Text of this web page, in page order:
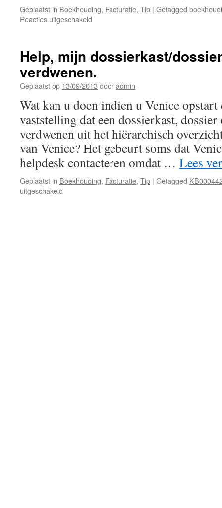
Geplaatst in Boekhouding, Facturatie, Tip | Getagged
Reacties uitgeschakeld
uw
factuur
of
boekhoudstuk
niet
zichtbaar
Help, mijn dossierkast/
verdwenen.
Geplaatst op 13/09/2013 dooradmin
Wat kan u doen indien u Venice
vaststelling dat een dossierkast,
verdwenen uit het hiërarchisch
van Venice? Het gebeurt soms dat
helpdesk contacteren omdat … Lees
Geplaatst in Boekhouding, Facturatie, Tip | Getagged
uitgeschakeld